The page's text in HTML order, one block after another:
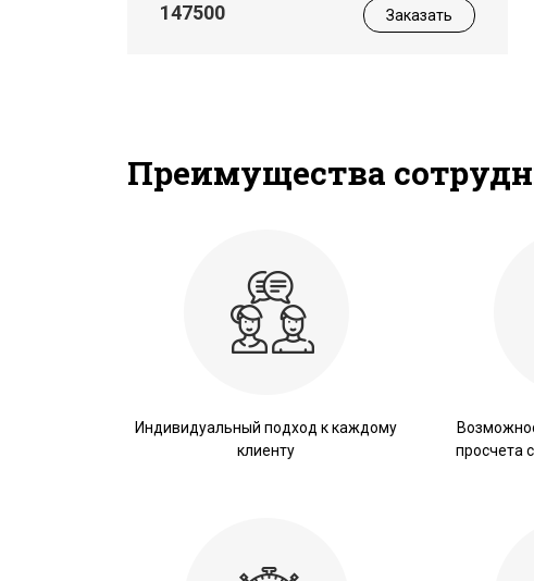
147500 Заказать
Преимущества
Индивидуальный подход к каждому
клиенту
просчета